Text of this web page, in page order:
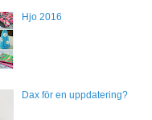
Hjo 2016
Dax för en uppdatering?